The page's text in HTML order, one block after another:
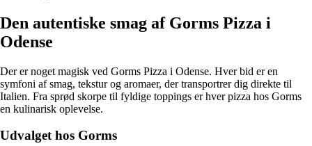
Den autentiske smag af Gorms Pizza i
Odense
Der er noget magisk ved Gorms Pizza i Odense. Hver bid er en
symfoni af smag, tekstur og aromaer, der transportrer dig direkte til
Italien. Fra sprød skorpe til fyldige toppings er hver pizza hos Gorms
en kulinarisk oplevelse.
Udvalget hos Gorms